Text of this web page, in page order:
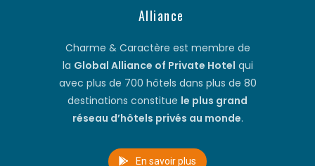
Alliance
Charme & Caractère est membre de
la Global Alliance of Private Hotel qui
avec plus de 700 hôtels dans plus de 80
destinations constitue le plus grand
réseau d’hôtels privés au monde.
En savoir plus